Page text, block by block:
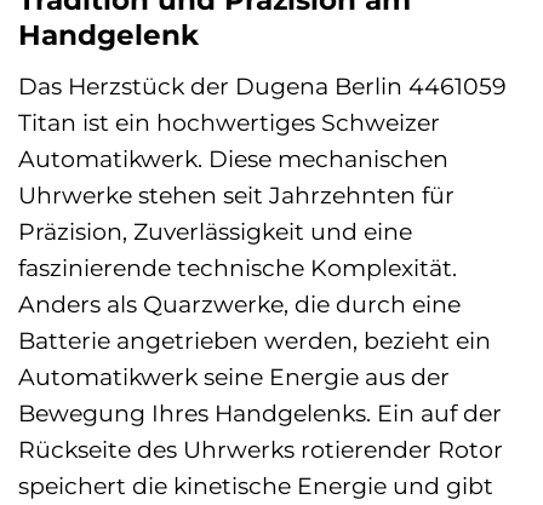
Handgelenk
Das Herzstück der Dugena Berlin 4461059
Titan ist ein hochwertiges Schweizer
Automatikwerk. Diese mechanischen
Uhrwerke stehen seit Jahrzehnten für
Präzision, Zuverlässigkeit und eine
faszinierende technische Komplexität.
Anders als Quarzwerke, die durch eine
Batterie angetrieben werden, bezieht ein
Automatikwerk seine Energie aus der
Bewegung Ihres Handgelenks. Ein auf der
Rückseite des Uhrwerks rotierender Rotor
speichert die kinetische Energie und gibt